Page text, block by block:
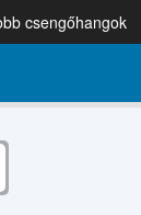
csengőhangok